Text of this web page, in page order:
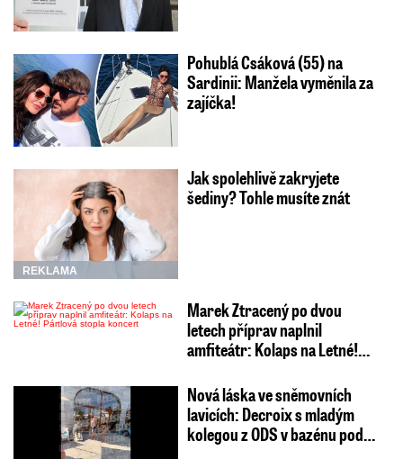
Pohublá Csáková (55) na
Sardinii: Manžela vyměnila za
zajíčka!
REKLAMA
Jak spolehlivě zakryjete
šediny? Tohle musíte znát
Marek Ztracený po dvou
letech příprav naplnil
amfiteátr: Kolaps na Letné!…
Nová láska ve sněmovních
lavicích: Decroix s mladým
kolegou z ODS v bazénu pod…